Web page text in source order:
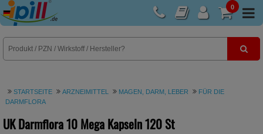
0
E-Rezept
STARTSEITE ARZNEIMITTEL MAGEN, DARM, LEBER
FÜR DIE
DARMFLORA
UK Darmflora 10 Mega Kapseln120 St